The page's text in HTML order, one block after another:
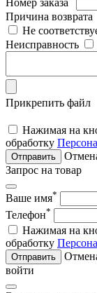
Причина возврата
Не
Неисправность
Прикрепить файл
Нажимая на
обработку
Отправить
Запрос на товар
Ваше имя*
Телефон*
Нажимая на
обработку
Отправить
войти